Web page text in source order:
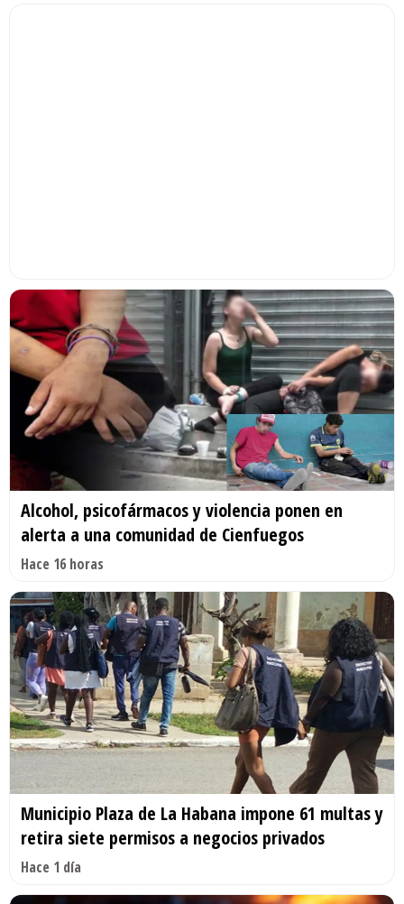
Alcohol, psicofármacos y violencia ponen en
alerta a una comunidad de Cienfuegos
Hace 16 horas
Municipio Plaza de La Habana impone 61 multas y
retira siete permisos a negocios privados
Hace 1 día